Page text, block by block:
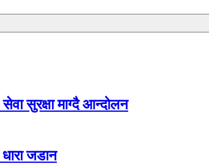
सुरक्षा माग्दै आन्दोलन
जडान